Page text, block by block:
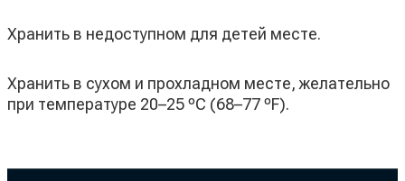
Хранить в недоступном для детей месте.
Хранить в сухом и прохладном месте, желательно
при температуре 20–25 ºC (68–77 ºF).